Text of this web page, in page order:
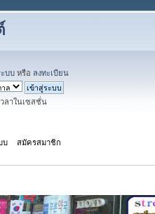
ะบบ หรือ ลงทะเบียน
ลาในเซสชั่น
บ สมัครสมาชิก